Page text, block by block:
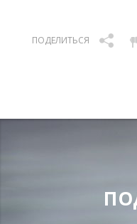
ПОДЕЛИТЬСЯ